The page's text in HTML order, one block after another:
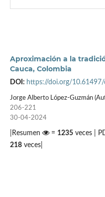
Aproximación a la
Cauca, Colombia
DOI: https://doi.org/
Jorge Alberto López-Guzmán
206-221
30-04-2024
|Resumen = 1235veces |
218veces|